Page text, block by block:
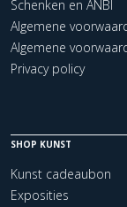
Schenken en ANBI
Algemene
Algemene
Privacy policy
SHOP KUNST
Kunst cadeaubon
Exposities